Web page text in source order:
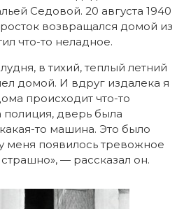
Седовой. 20 августа 1940
возвращался домой из
что-то неладное.
в тихий, теплый летний
домой. И вдруг издалека я
происходит что-то
полиция, дверь была
то машина. Это было
меня появилось тревожное
— рассказал он.